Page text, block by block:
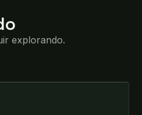
explorando.